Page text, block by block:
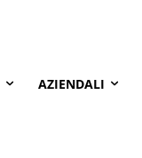
AZIENDALI